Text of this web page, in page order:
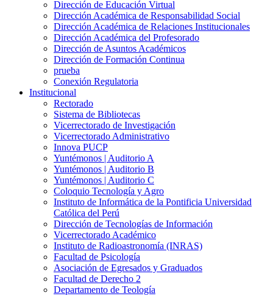
Dirección de Educación Virtual
Dirección Académica de Responsabilidad Social
Dirección Académica de Relaciones Institucionales
Dirección Académica del Profesorado
Dirección de Asuntos Académicos
Dirección de Formación Continua
prueba
Conexión Regulatoria
Institucional
Rectorado
Sistema de Bibliotecas
Vicerrectorado de Investigación
Vicerrectorado Administrativo
Innova PUCP
Yuntémonos | Auditorio A
Yuntémonos | Auditorio B
Yuntémonos | Auditorio C
Coloquio Tecnología y Agro
Instituto de Informática de la Pontificia Universidad
Católica del Perú
Dirección de Tecnologías de Información
Vicerrectorado Académico
Instituto de Radioastronomía (INRAS)
Facultad de Psicología
Asociación de Egresados y Graduados
Facultad de Derecho 2
Departamento de Teología